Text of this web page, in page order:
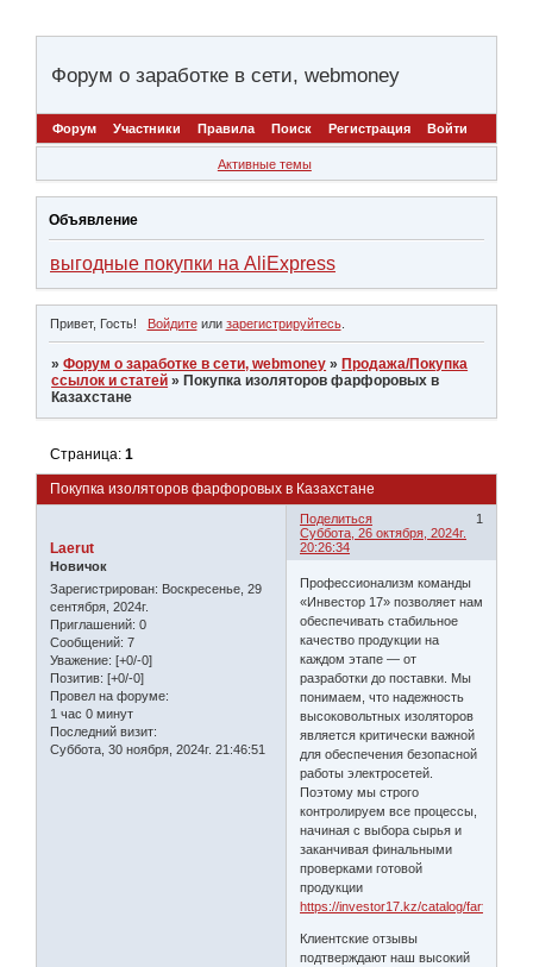
Форум о заработке в сети, webmoney
Форум Участники Правила Поиск Регистрация Войти
Активные темы
Объявление
выгодные покупки на AliExpress
Привет, Гость! Войдитеили зарегистрируйтесь.
»Форум о заработке в сети, webmoney » Продажа/Покупка
ссылок и статей » Покупка изоляторов фарфоровых в
Казахстане
Покупка изоляторов фарфоровых в Казахстане
Страница:1
Поделиться
1
Суббота, 26 октября, 2024г.
20:26:34
Laerut
Новичок
Зарегистрирован: Воскресенье, 29
сентября, 2024г.
Приглашений: 0
Сообщений: 7
Уважение: [+0/-0]
Позитив: [+0/-0]
Провел на форуме:
1 час 0 минут
Последний визит:
Суббота, 30 ноября, 2024г. 21:46:51
Профессионализм команды
«Инвестор 17» позволяет нам
обеспечивать стабильное
качество продукции на
каждом этапе — от
разработки до поставки. Мы
понимаем, что надежность
высоковольтных изоляторов
является критически важной
для обеспечения безопасной
работы электросетей.
Поэтому мы строго
контролируем все процессы,
начиная с выбора сырья и
заканчивая финальными
проверками готовой
продукции
https://investor17.kz/catalog/
Клиентские отзывы
подтверждают наш высокий